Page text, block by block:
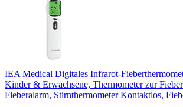
IEA Medical Digitales Infrarot-
Kinder & Erwachsene, Thermometer zur
Fieberalarm, Stirnthermometer Kontaktlos,